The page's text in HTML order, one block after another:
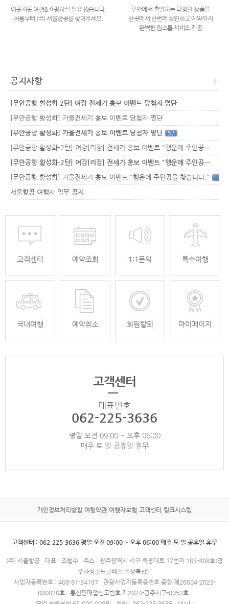
이곳저곳 여행&쇼핑하실 필요 없습니다.
처음부터 (주) 서울항공를 찾아주세요.
무안에서 출발하는 다양한 상품을
한곳에서 한번에 확인하고 예약까지
완벽한 원스톱 서비스 제공
공지사항 +
[무안공항 활성화 2탄] 여강 전세기 홍보 이벤트 당첨자 명단
[무안공항 활성화] 가을전세기 홍보 이벤트 당첨자 명단
[무안공항 활성화] 가을전세기 홍보 이벤트 당첨자 명단
57
[무안공항 활성화-2탄] 여강[리장] 전세기 홍보 이벤트 "행운에 주인공…
[무안공항 활성화-2탄] 여강[리장] 전세기 홍보 이벤트 "행운에 주인공…
[무안공항 활성화] 가을전세기 홍보 이벤트 "행운에 주인공을 찾습니다."33
서울항공 여행사 업무 공지
고객센터 예약조회 1:1문의 특수여행
국내여행 예약취소 회원탈퇴 마이페이지
고객센터
대표번호
062-225-3636
평일 오전 09:00 ~ 오후 06:00
매주 토 일 공휴일 휴무
개인정보처리방침 여행약관 여행자보험 고객센터 링크시스템
고객센터 : 062-225-3636 평일 오전 09:00 ~ 오후 06:00 매주 토 일 공휴일 휴무
(주) 서울항공 대표 : 조행수
주소 : 광주광역시 서구 죽봉대로 17번지 103-408호(광
주화정골드클래스 주상복합)
사업자등록번호 : 408-81-34187
관광사업자등록증번호 종합 제26004-2023-
000020호
통신판매업신고번호 제2024-광주서구-0052호